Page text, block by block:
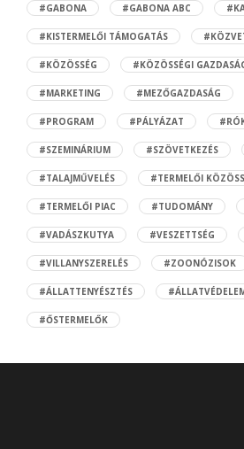
#GABONA #GABONA ABC
#KISTERMELŐI TÁMOGATÁS
#KÖZÖSSÉG #KÖZÖSSÉGI
#MARKETING #MEZŐGAZDASÁG
#PROGRAM #PÁLYÁZAT
#SZEMINÁRIUM #SZÖVETKEZÉS
#TALAJMŰVELÉS #TERMELŐI
#TERMELŐI PIAC #TUDOMÁNY
#VADÁSZKUTYA #VESZETTSÉG
#VILLANYSZERELÉS #ZOONÓZISOK
#ÁLLATTENYÉSZTÉS
#ŐSTERMELŐK